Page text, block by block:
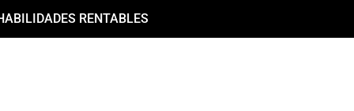
RENTABLES